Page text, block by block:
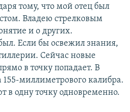
тому, что мой отец был
Владею стрелковым
и о других.
Если бы освежил знания,
Сейчас новые
в точку попадает. В
миллиметрового калибра.
в одну точку одновременно.